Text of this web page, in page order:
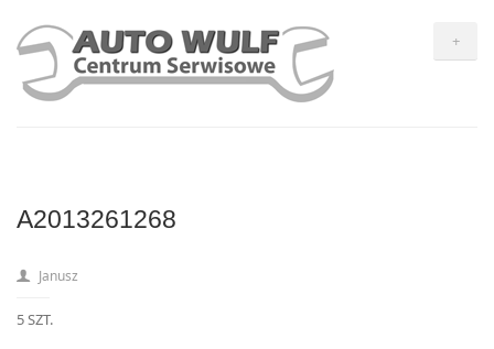
+
A2013261268
Janusz
5 SZT.